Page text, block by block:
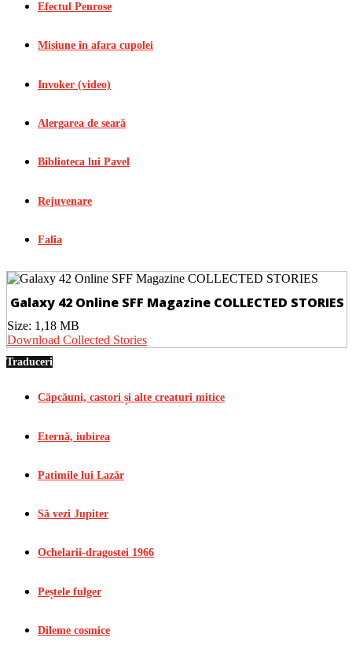
Efectul Penrose
Misiune în afara cupolei
Invoker (video)
Alergarea de seară
Biblioteca lui Pavel
Rejuvenare
Falia
Galaxy 42 Online SFF Magazine COLLECTED STORIES
Size: 1,18 MB
Download Collected Stories
Traduceri
Căpcăuni, castori și alte creaturi mitice
Eternă, iubirea
Patimile lui Lazăr
Să vezi Jupiter
Ochelarii-dragostei 1966
Peștele fulger
Dileme cosmice